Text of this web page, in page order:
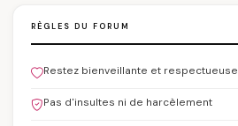
RÈGLES DU FORUM
Restez bienveillante et respectueuse
Pas d'insultes ni de harcèlement